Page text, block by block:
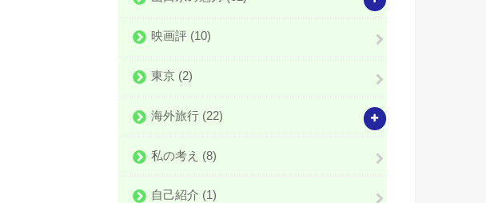
映画評 (10)
東京 (2)
海外旅行 (22)
私の考え (8)
自己紹介 (1)